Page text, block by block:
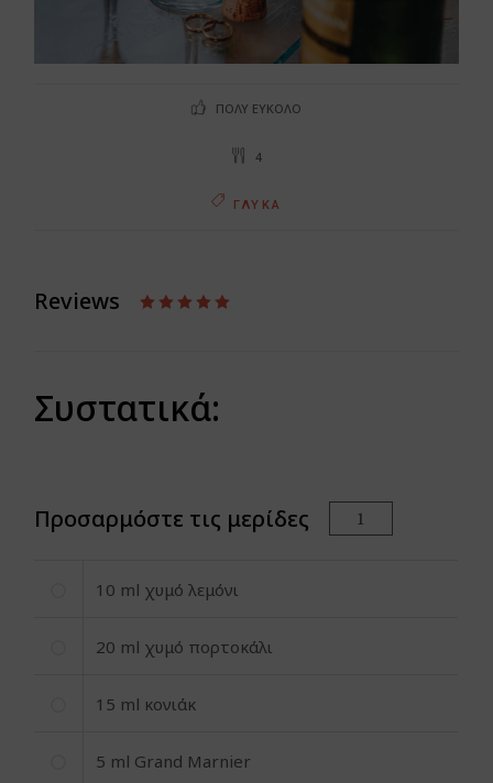
ΠΟΛΎ ΕΎΚΟΛΟ
4
ΓΛΥΚΆ
Reviews
Συστατικά:
Προσαρμόστε τις μερίδες
10 ml χυμό λεμόνι
20 ml χυμό πορτοκάλι
15 ml κονιάκ
5 ml Grand Marnier